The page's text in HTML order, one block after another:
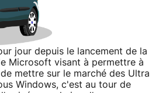
jour depuis le lancement de la
Microsoft visant à permettre à
mettre sur le marché des Ultra
Windows, c'est au tour de